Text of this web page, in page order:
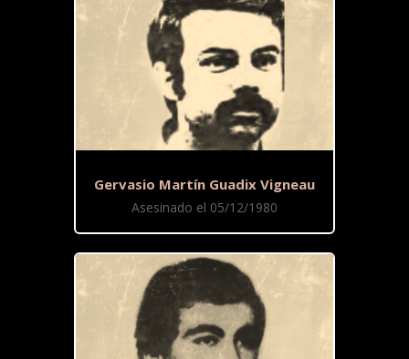
Gervasio Martín Guadix Vigneau
Asesinado el 05/12/1980